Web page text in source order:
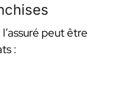
peut être
: